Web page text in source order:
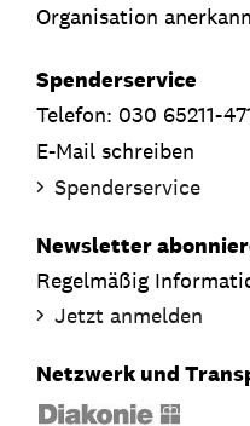
Organisation
Spenderservice
Telefon: 030 65211-
E-Mail schreiben
Spenderservice
Newsletter
Regelmäßig
Jetzt anmelden
Netzwerk und